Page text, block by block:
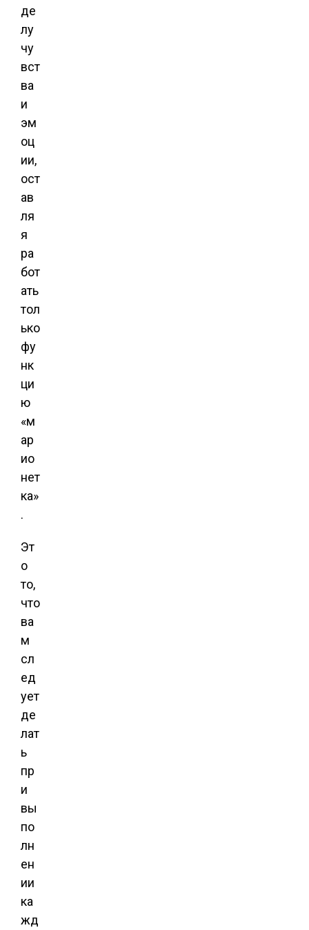
де
лу
чу
вст
ва
и
эм
оц
ии,
ост
ав
ля
я
ра
бот
ать
тол
ько
фу
нк
ци
ю
«м
ар
ио
нет
ка»
.
Эт
о
то,
что
ва
м
сл
ед
ует
де
лат
ь
пр
и
вы
по
лн
ен
ии
ка
жд